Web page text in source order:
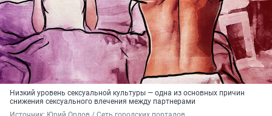
Низкий уровень сексуальной культуры — одна из основных причин
снижения сексуального влечения между партнерами